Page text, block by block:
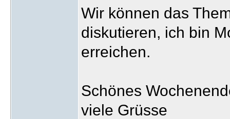
Wir können das
diskutieren, ich bin
erreichen.
Schönes
viele Grüsse